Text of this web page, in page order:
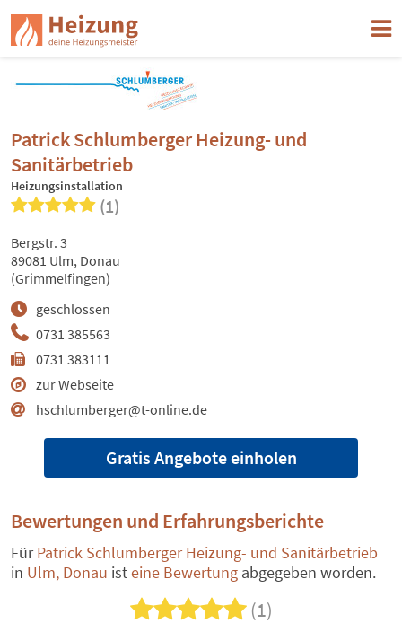
Patrick Schlumberger Heizung- und
Sanitärbetrieb
Heizungsinstallation
(1)
0731 385563
0731 383111
zur Webseite
hschlumberger@t-online.de
geschlossen
Bergstr. 3
89081 Ulm, Donau
(Grimmelfingen)
Gratis Angebote einholen
Bewertungen und Erfahrungsberichte
FürPatrick Schlumberger Heizung- und Sanitärbetrieb
in Ulm, Donau isteine Bewertung abgegeben worden.
(1)